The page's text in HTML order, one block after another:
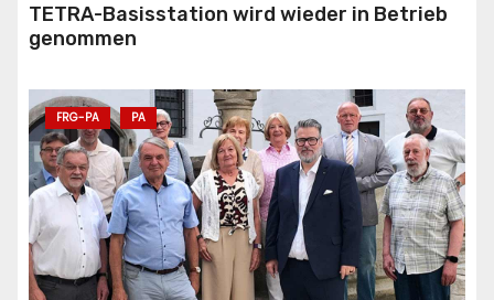
TETRA-Basisstation wird wieder in Betrieb
genommen
FRG-PA PA